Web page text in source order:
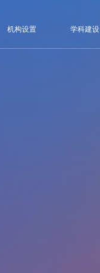
机构设置 学科建设